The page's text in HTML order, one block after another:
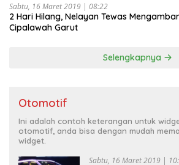
Sabtu, 16 Maret 2019 | 08:22
2 Hari Hilang, Nelayan Tewas
Cipalawah Garut
Selengkapnya
Otomotif
Ini adalah contoh keterangan untuk
otomotif, anda bisa dengan mudah
widget.
Sabtu, 16 Maret 2019 |